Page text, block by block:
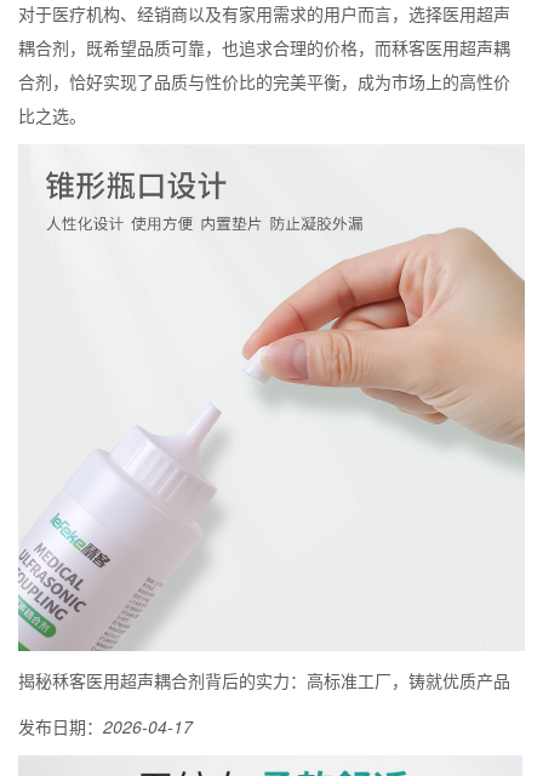
对于医疗机构、经销商以及有家用需求的用户而言，选择医用超声
耦合剂，既希望品质可靠，也追求合理的价格，而秝客医用超声耦
合剂，恰好实现了品质与性价比的完美平衡，成为市场上的高性价
比之选。
揭秘秝客医用超声耦合剂背后的实力：高标准工厂，铸就优质产品
发布日期： 2026-04-17